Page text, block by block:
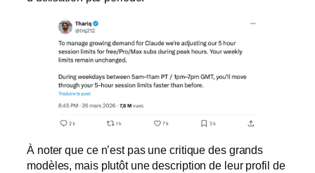
À noter que ce n’est pas une critique des grands
modèles, mais plutôt une description de leur profil de